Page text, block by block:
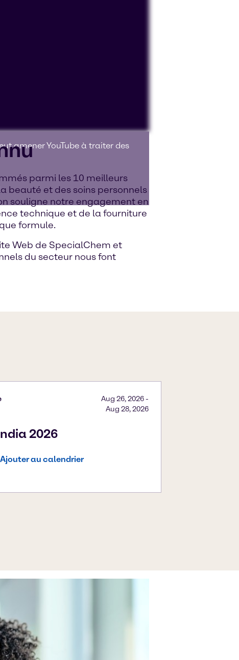
amener YouTube à traiter des
parmi les 10 meilleurs
beauté et des soins personnels
souligne notre engagement en
technique et de la fourniture
formule.
Web de SpecialChem et
du secteur nous font
2026
Aug 26, 2026-
Aug 28, 2026
Ajouter au calendrier